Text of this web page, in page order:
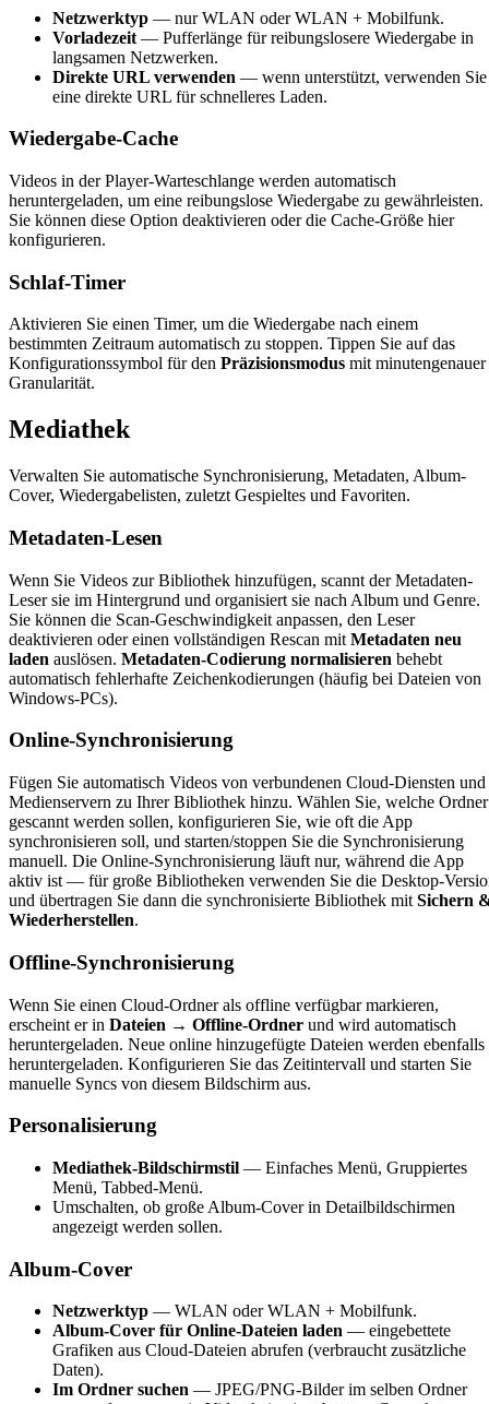
Netzwerktyp — nur WLAN oder WLAN + Mobilfunk.
Vorladezeit — Pufferlänge für reibungslosere Wiedergabe in
langsamen Netzwerken.
Direkte URL verwenden — wenn unterstützt, verwenden Sie
eine direkte URL für schnelleres Laden.
Wiedergabe-Cache
Videos in der Player-Warteschlange werden automatisch
heruntergeladen, um eine reibungslose Wiedergabe zu gewährleisten.
Sie können diese Option deaktivieren oder die Cache-Größe hier
konfigurieren.
Schlaf-Timer
Aktivieren Sie einen Timer, um die Wiedergabe nach einem
bestimmten Zeitraum automatisch zu stoppen. Tippen Sie auf das
Konfigurationssymbol für den Präzisionsmodus mit minutengenauer
Granularität.
Mediathek
Verwalten Sie automatische Synchronisierung, Metadaten, Album-
Cover, Wiedergabelisten, zuletzt Gespieltes und Favoriten.
Metadaten-Lesen
Wenn Sie Videos zur Bibliothek hinzufügen, scannt der Metadaten-
Leser sie im Hintergrund und organisiert sie nach Album und Genre.
Sie können die Scan-Geschwindigkeit anpassen, den Leser
deaktivieren oder einen vollständigen Rescan mit Metadaten neu
laden auslösen. Metadaten-Codierung normalisieren behebt
automatisch fehlerhafte Zeichenkodierungen (häufig bei Dateien von
Windows-PCs).
Online-Synchronisierung
Fügen Sie automatisch Videos von verbundenen Cloud-Diensten und
Medienservern zu Ihrer Bibliothek hinzu. Wählen Sie, welche Ordner
gescannt werden sollen, konfigurieren Sie, wie oft die App
synchronisieren soll, und starten/stoppen Sie die Synchronisierung
manuell. Die Online-Synchronisierung läuft nur, während die App
aktiv ist — für große Bibliotheken verwenden Sie die Desktop-
und übertragen Sie dann die synchronisierte Bibliothek mit Sichern
Wiederherstellen.
Offline-Synchronisierung
Wenn Sie einen Cloud-Ordner als offline verfügbar markieren,
erscheint er in Dateien → Offline-Ordner und wird automatisch
heruntergeladen. Neue online hinzugefügte Dateien werden ebenfalls
heruntergeladen. Konfigurieren Sie das Zeitintervall und starten Sie
manuelle Syncs von diesem Bildschirm aus.
Personalisierung
Mediathek-Bildschirmstil — Einfaches Menü, Gruppiertes
Menü, Tabbed-Menü.
Umschalten, ob große Album-Cover in Detailbildschirmen
angezeigt werden sollen.
Album-Cover
Netzwerktyp — WLAN oder WLAN + Mobilfunk.
Album-Cover für Online-Dateien laden — eingebettete
Grafiken aus Cloud-Dateien abrufen (verbraucht zusätzliche
Daten).
Im Ordner suchen — JPEG/PNG-Bilder im selben Ordner